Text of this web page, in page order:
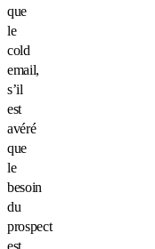
que
le
cold
email,
s’il
est
avéré
que
le
besoin
du
prospect
est